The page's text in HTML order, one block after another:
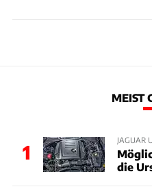
MEIST
1
JAGUAR
die